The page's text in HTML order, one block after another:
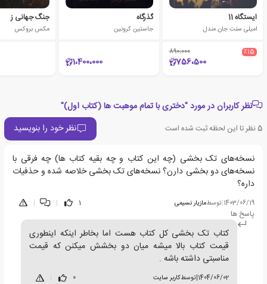
ایستگاه 11
امیلی سنت جان مندل
٪15 890،000
756،500
گذرگاه
جاستین کرونین
1،400،000
جنگ جهانی ز
مکس بروکس
نظر کاربران در مورد "دختری با تمام موهبت ها (کتاب اول)"
5 نظر تا این لحظه ثبت شده است نظر خود را بنویسید
نسخه‌های تک بخشی (چه این کتاب و چه بقیه کتاب ها) چه فرقی با
نسخه‌های دو بخشی دارن؟ نسخه‌های تک بخشی خلاصه شده و حذفیات
داره؟
1403/06/19
|توسطمازیار نسیمی 1
|
|
پاسخ ها
کتاب تک بخشی کل کتاب هست اما بخاطر اینکه اینطوری
قیمت کتاب بالا میشه میان دو بخشش میکنن که قیمت
مناسبتی داشته باشه .
1404/06/02
|توسطکاربر سایت 0